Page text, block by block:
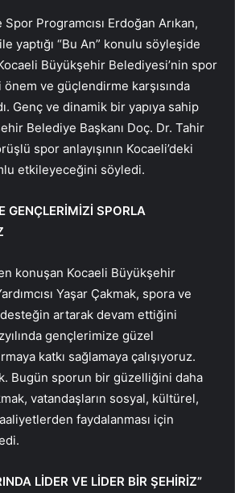
Programcısı Erdoğan Arıkan,
yaptığı “Bu An” konulu söyleşide
Büyükşehir Belediyesi’nin spor
ve güçlendirme karşısında
Genç ve dinamik bir yapıya sahip
Belediye Başkanı Doç. Dr. Tahir
spor anlayışının Kocaeli’deki
etkileyeceğini söyledi.
GENÇLERİMİZİ SPORLA
konuşan Kocaeli Büyükşehir
Yaşar Çakmak, spora ve
artarak devam ettiğini
gençlerimize güzel
katkı sağlamaya çalışıyoruz.
Bugün sporun bir güzelliğini daha
vatandaşların sosyal, kültürel,
faydalanması için
LİDER VE LİDER BİR ŞEHİRİZ”